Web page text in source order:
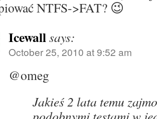
NTFS->FAT? 😉
Icewallsays:
October 25, 2010 at 9:52 am
@omeg
Jakieś 2 lata temu